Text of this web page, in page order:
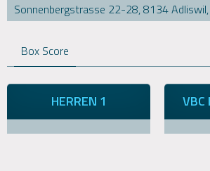
Sonnenbergstrasse 22-28, 8134
Box Score
HERREN 1 VBC